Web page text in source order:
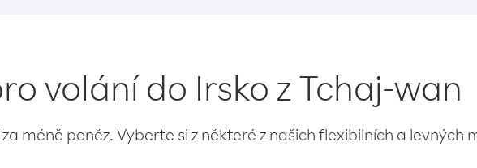
volání do Irsko z Tchaj-wan
méně peněz. Vyberte si z některé z našich flexibilních a levných